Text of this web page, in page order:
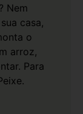
Nem
casa,
o
arroz,
Para
.